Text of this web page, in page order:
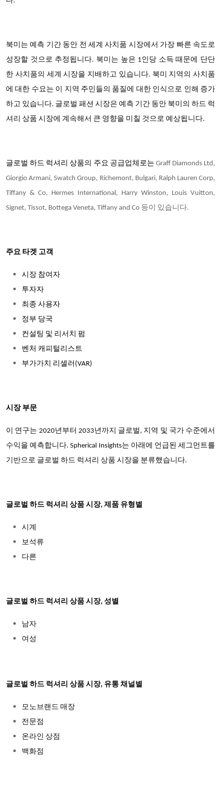
북미는 예측 기간 동안 전 세계 사치품 시장에서 가장 빠른 속도로
성장할 것으로 추정됩니다. 북미는 높은 1인당 소득 때문에 단단
한 사치품의 세계 시장을 지배하고 있습니다. 북미 지역의 사치품
에 대한 수요는 이 지역 주민들의 품질에 대한 인식으로 인해 증가
하고 있습니다. 글로벌 패션 시장은 예측 기간 동안 북미의 하드 럭
셔리 상품 시장에 계속해서 큰 영향을 미칠 것으로 예상됩니다.
글로벌 하드 럭셔리 상품의 주요 공급업체 로는 Graff Diamonds Ltd,
Giorgio Armani, Swatch Group, Richemont, Bulgari, Ralph Lauren Corp,
Tiffany & Co, Hermes International, Harry Winston, Louis Vuitton,
Signet, Tissot, Bottega Veneta, Tiffany and Co 등이 있습니다.
주요 타겟 고객
시장 참여자
투자자
최종 사용자
정부 당국
컨설팅 및 리서치 펌
벤처 캐피털리스트
부가가치 리셀러(VAR)
시장 부문
이 연구는 2020년부터 2033년까지 글로벌, 지역 및 국가 수준에서
수익을 예측합니다. Spherical Insights는 아래에 언급된 세그먼트를
기반으로 글로벌 하드 럭셔리 상품 시장을 분류했습니다.
글로벌 하드 럭셔리 상품 시장, 제품 유형별
시계
보석류
다른
글로벌 하드 럭셔리 상품 시장, 성별
남자
여성
글로벌 하드 럭셔리 상품 시장, 유통 채널별
모노브랜드 매장
전문점
온라인 상점
백화점